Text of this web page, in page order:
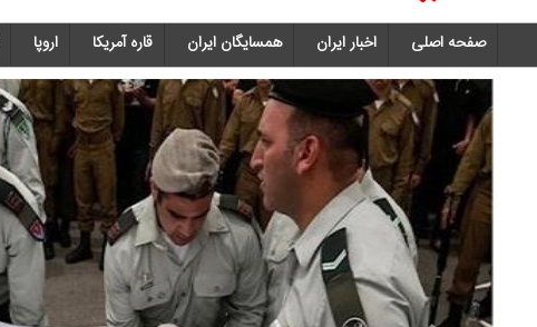
صفحه اصلی اخبار ایران همسایگان ایران قاره آمریکا اروپا